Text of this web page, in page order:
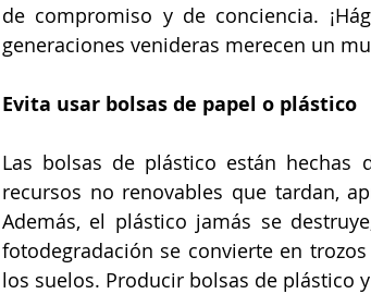
de compromiso y de conciencia.
generaciones venideras merecen un
Evita usar bolsas de papel o plástico
Las bolsas de plástico están
recursos no renovables que tardan,
Además, el plástico jamás se
fotodegradación se convierte en
los suelos. Producir bolsas de plástico